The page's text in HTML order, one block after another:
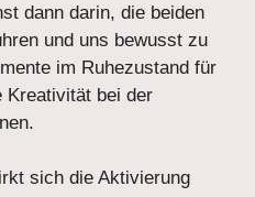
dann darin, die beiden
und uns bewusst zu
im Ruhezustand für
Kreativität bei der
sich die Aktivierung